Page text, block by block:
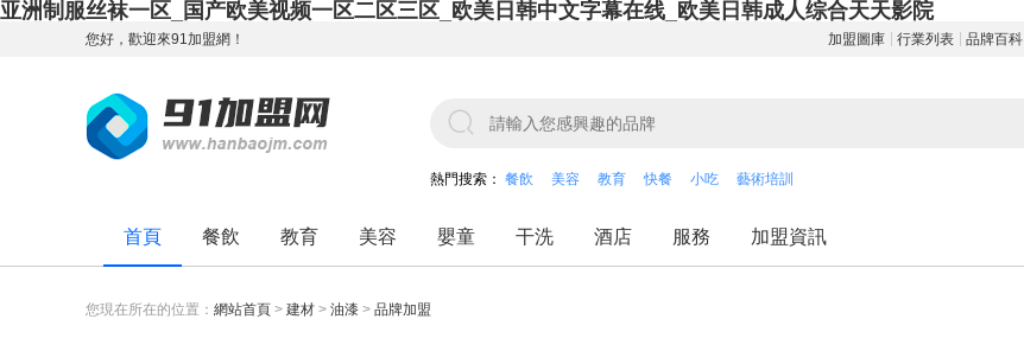
亚洲制服丝袜一区_国产欧美视频一区二区三区_欧美日韩中文字幕在线_欧美日韩成人综合天天影院
您好，歡迎來91加盟網！ 加盟圖庫 行業列表 品牌百科
熱門搜索： 餐飲 美容 教育 快餐 小吃 藝術培訓
首頁 餐飲 教育 美容 嬰童 干洗 酒店 服務 加盟資訊
您現在所在的位置： 網站首頁 > 建材 > 油漆 > 品牌加盟